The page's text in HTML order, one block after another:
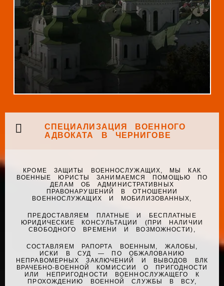
СПЕЦИАЛИЗАЦИЯ ВОЕННОГО
АДВОКАТА В ЧЕРНИГОВЕ
КРОМЕ ЗАЩИТЫ ВОЕННОСЛУЖАЩИХ, МЫ КАК
ВОЕННЫЕ ЮРИСТЫ ЗАНИМАЕМСЯ ПОМОЩЬЮ ПО
ДЕЛАМ ОБ АДМИНИСТРАТИВНЫХ
ПРАВОНАРУШЕНИЙ В ОТНОШЕНИИ
ВОЕННОСЛУЖАЩИХ И МОБИЛИЗОВАННЫХ,
ПРЕДОСТАВЛЯЕМ ПЛАТНЫЕ И БЕСПЛАТНЫЕ
ЮРИДИЧЕСКИЕ КОНСУЛЬТАЦИИ (ПРИ НАЛИЧИИ
СВОБОДНОГО ВРЕМЕНИ И ВОЗМОЖНОСТИ),
СОСТАВЛЯЕМ РАПОРТА ВОЕННЫМ, ЖАЛОБЫ,
ИСКИ В СУД — ПО ОБЖАЛОВАНИЮ
НЕПРАВОМЕРНЫХ ЗАКЛЮЧЕНИЙ И ВЫВОДОВ ВЛК
ВРАЧЕБНО-ВОЕННОЙ КОМИССИИ О ПРИГОДНОСТИ
ИЛИ НЕПРИГОДНОСТИ ВОЕННОСЛУЖАЩЕГО К
ПРОХОЖДЕНИЮ ВОЕННОЙ СЛУЖБЫ В ВСУ,